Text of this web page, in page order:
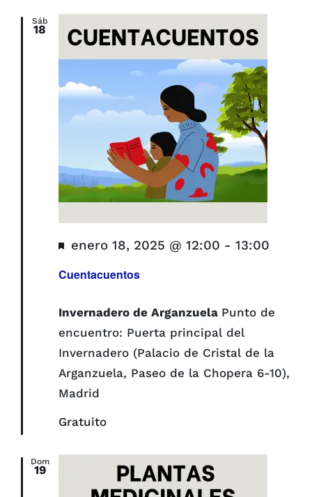
Sáb
18
Cuentacuentos
Destacado
enero 18, 2025 @ 12:00 - 13:00
Invernadero de Arganzuela Punto de
encuentro: Puerta principal del
Invernadero (Palacio de Cristal de la
Arganzuela, Paseo de la Chopera 6-10),
Madrid
Gratuito
Dom
19